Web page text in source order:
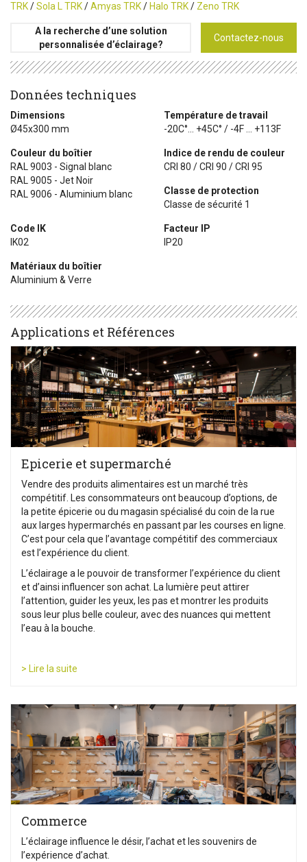
TRK/Sola L TRK/Amyas TRK/ Halo TRK/ Zeno TRK
A la recherche d’une solution
personnalisée d’éclairage?
Contactez-nous
Données techniques
Dimensions
Ø45x300 mm
Température de travail
-20C°... +45C° / -4F ... +113F
Couleur du boîtier
RAL 9003 - Signal blanc
RAL 9005 - Jet Noir
RAL 9006 - Aluminium blanc
Indice de rendu de couleur
CRI 80 / CRI 90 / CRI 95
Classe de protection
Classe de sécurité 1
Code IK
IK02
Facteur IP
IP20
Matériaux du boîtier
Aluminium & Verre
Applications et Références
Epicerie et supermarché
Vendre des produits alimentaires est un marché très
compétitif. Les consommateurs ont beaucoup d’options, de
la petite épicerie ou du magasin spécialisé du coin de la rue
aux larges hypermarchés en passant par les courses en ligne.
C’est pour cela que l’avantage compétitif des commerciaux
est l’expérience du client.
L’éclairage a le pouvoir de transformer l’expérience du client
et d’ainsi influencer son achat. La lumière peut attirer
l’attention, guider les yeux, les pas et montrer les produits
sous leur plus belle couleur, avec des nuances qui mettent
l’eau à la bouche.
> Lire la suite
Commerce
L’éclairage influence le désir, l’achat et les souvenirs de
l’expérience d’achat.